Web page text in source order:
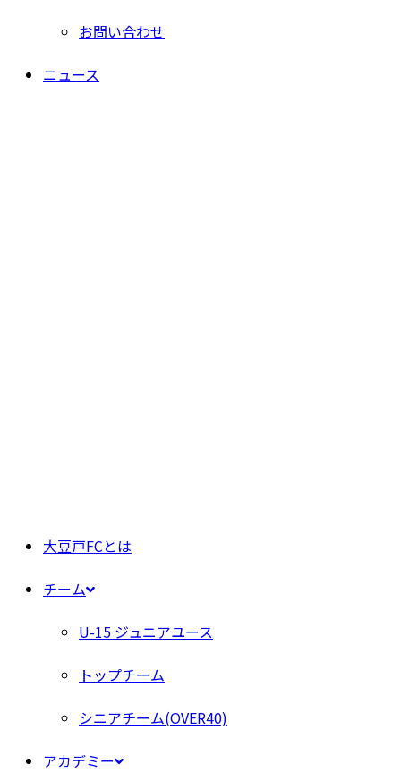
お問い合わせ
ニュース
大豆戸FCとは
チーム
U-15 ジュニアユース
トップチーム
シニアチーム(OVER40)
アカデミー